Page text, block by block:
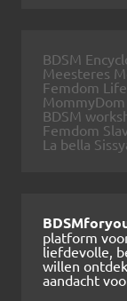
BDSM
Meesteres
Femdom
MommyDom
BDSM
Femdom
La bella
platform
liefdevolle,
willen
aandacht